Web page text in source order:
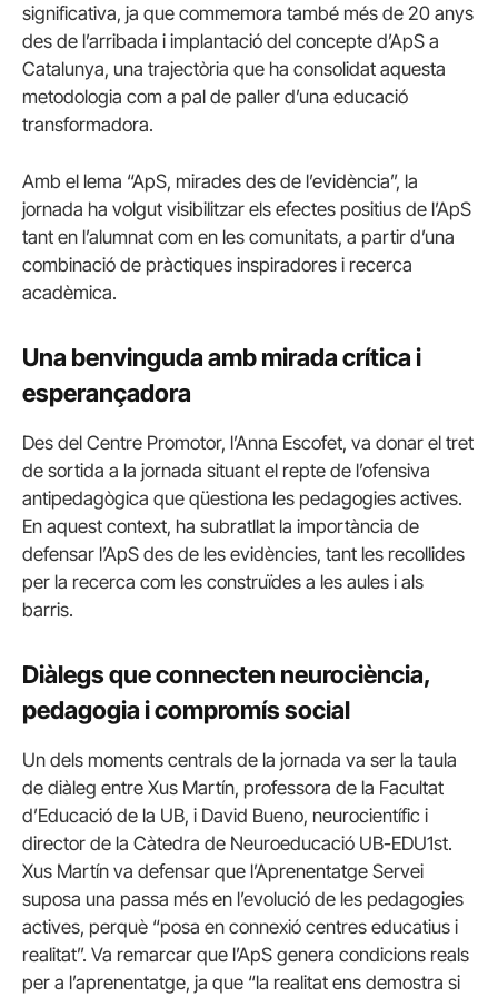
significativa, ja que commemora també més de 20 anys
des de l’arribada i implantació del concepte d’ApS a
Catalunya, una trajectòria que ha consolidat aquesta
metodologia com a pal de paller d’una educació
transformadora.
Amb el lema “ApS, mirades des de l’evidència”, la
jornada ha volgut visibilitzar els efectes positius de l’ApS
tant en l’alumnat com en les comunitats, a partir d’una
combinació de pràctiques inspiradores i recerca
acadèmica.
Una benvinguda amb mirada crítica i
esperançadora
Des del Centre Promotor, l’Anna Escofet, va donar el tret
de sortida a la jornada situant el repte de l’ofensiva
antipedagògica que qüestiona les pedagogies actives.
En aquest context, ha subratllat la importància de
defensar l’ApS des de les evidències, tant les recollides
per la recerca com les construïdes a les aules i als
barris.
Diàlegs que connecten neurociència,
pedagogia i compromís social
Un dels moments centrals de la jornada va ser la taula
de diàleg entre Xus Martín, professora de la Facultat
d’Educació de la UB, i David Bueno, neurocientífic i
director de la Càtedra de Neuroeducació UB-EDU1st.
Xus Martín va defensar que l’Aprenentatge Servei
suposa una passa més en l’evolució de les pedagogies
actives, perquè “posa en connexió centres educatius i
realitat”. Va remarcar que l’ApS genera condicions reals
per a l’aprenentatge, ja que “la realitat ens demostra si